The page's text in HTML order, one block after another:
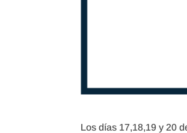
Los días 17,18,19 y 20